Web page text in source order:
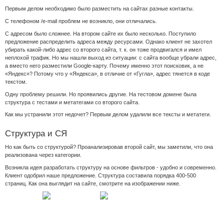
Первым делом необходимо было разместить на сайтах разные контакты.
С телефоном /e-mail проблем не возникло, они отличались.
С адресом было сложнее. На втором сайте их было несколько. Поступило
предложение распределить адреса между ресурсами. Однако клиент не захотел
убирать какой-либо адрес со второго сайта, т. к. он тоже продвигался и имел
неплохой трафик. Но мы нашли выход из ситуации: с сайта вообще убрали адрес,
а вместо него разместили Google-карту. Почему именно этот поисковик, а не
«Яндекс»? Потому что у «Яндекса», в отличие от «Гугла», адрес тянется в коде
текстом.
Одну проблему решили. Но проявились другие. На тестовом домене была
структура с тестами и метатегами со второго сайта.
Как мы устранили этот недочет? Первым делом удалили все тексты и метатеги.
Структура и СЯ
Но как быть со структурой? Проанализировав второй сайт, мы заметили, что она
реализована через категории.
Возникла идея разработать структуру на основе фильтров ‑ удобно и современно.
Клиент одобрил наше предложение. Структура составила порядка 400-500
страниц. Как она выглядит на сайте, смотрите на изображении ниже.